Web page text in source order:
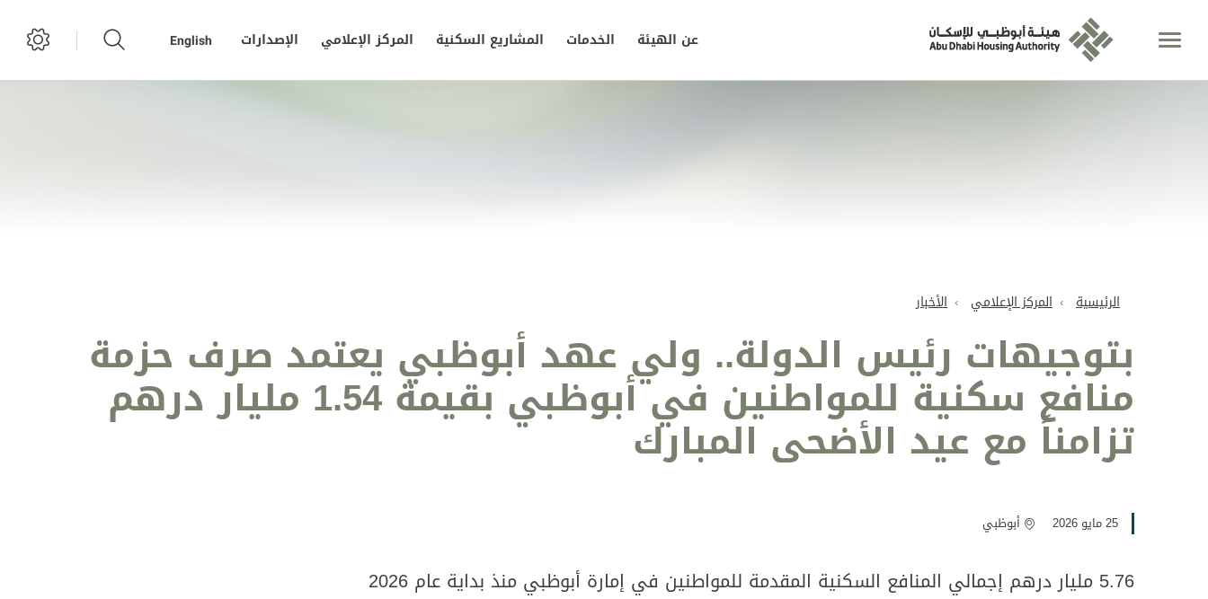
عن الهيئة الخدمات المشاريع السكنية المركز الإعلامي الإصدارات English
الرئيسية المركز الإعلامي الأخبار
بتوجيهات رئيس الدولة.. ولي عهد أبوظبي يعتمد صرف حزمة
منافع سكنية للمواطنين في أبوظبي بقيمة 1.54 مليار درهم
تزامناً مع عيد الأضحى المبارك
25 مايو 2026 أبوظبي
5.76 مليار درهم إجمالي المنافع السكنية المقدمة للمواطنين في إمارة أبوظبي منذ بداية عام 2026